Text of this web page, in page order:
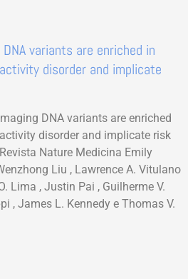
variants are enriched in
disorder and implicate
DNA variants are enriched
disorder and implicate risk
Nature Medicina Emily
Liu , Lawrence A. Vitulano
Lima , Justin Pai , Guilherme V.
, James L. Kennedy e Thomas V.